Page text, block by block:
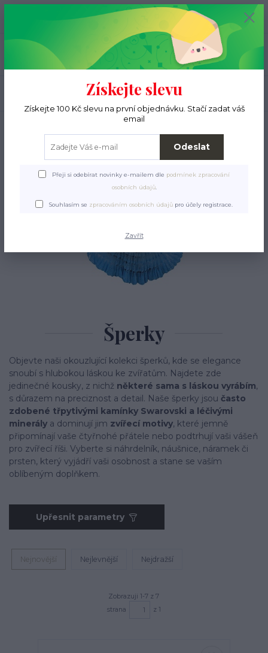
Menu
(Po-Pá, 9-15 hod.)
0 ks
0 Kč
Pro páníčky
Šperky
Objevte naši okouzlující kolekci šperků, kde se elegance
snoubí s hlubokou láskou ke zvířatům. Najdete zde
jedinečné kousky, z nichž některé sama s láskou vyrábím,
s důrazem na preciznost a detail. Naše šperky jsou často
zdobené třpytivými kamínky Swarovski a léčivými
minerály a dominují jim zvířecí motivy, které jemně
připomínají vaše čtyřnohé přátele nebo podtrhují vaši vášeň
pro zvířecí říši. Vyberte si náhrdelník, náušnice, náramek či
prsten, který vyjádří vaši osobnost a stane se vaším
oblíbeným doplňkem.
Upřesnit parametry
Nejnovější Nejlevnější Nejdražší
Zobrazuji 1-7 z 7
strana
z 1
Získejte slevu
Získejte 100 Kč slevu na první objednávku. Stačí zadat váš
email
Odeslat
Přeji si odebírat novinky e-mailem dle podmínek zpracování
osobních údajů.
Souhlasím se zpracováním osobních údajů pro účely registrace.
Zavřít